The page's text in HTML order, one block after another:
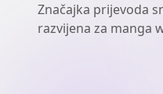
Značajka prijevoda
razvijena za manga